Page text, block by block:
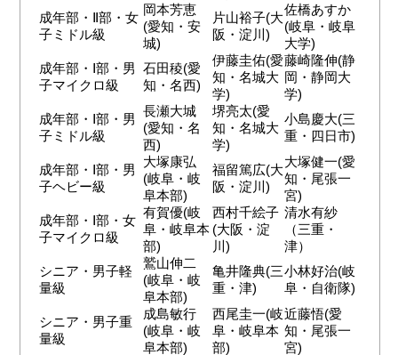
成年部・Ⅱ部・女
子ミドル級
岡本芳恵
(愛知・安
城)
片山裕子(大
阪・淀川)
佐橋あすか
(岐阜・岐阜
大学)
成年部・Ⅰ部・男
子マイクロ級
石田稜(愛
知・名西)
伊藤圭佑(愛
知・名城大
学)
藤崎隆伸(静
岡・静岡大
学)
成年部・Ⅰ部・男
子ミドル級
長瀬大城
(愛知・名
西)
堺亮太(愛
知・名城大
学)
小島慶大(三
重・四日市)
成年部・Ⅰ部・男
子ヘビー級
大塚康弘
(岐阜・岐
阜本部)
福留篤広(大
阪・淀川)
大塚健一(愛
知・尾張一
宮)
成年部・Ⅰ部・女
子マイクロ級
有賀優(岐
阜・岐阜本
部)
西村千絵子
(大阪・淀
川)
清水有紗
（三重・
津）
シニア・男子軽
量級
鷲山伸二
(岐阜・岐
阜本部)
亀井隆典(三
重・津)
小林好治(岐
阜・自衛隊)
シニア・男子重
量級
成島敏行
(岐阜・岐
阜本部)
西尾圭一(岐
阜・岐阜本
部)
近藤悟(愛
知・尾張一
宮)